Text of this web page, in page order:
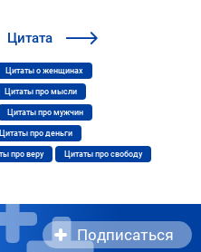
Цитата
Цитаты о женщинах
Цитаты про мысли
Цитаты про мужчин
Цитаты про деньги
про веру Цитаты про свободу
Подписаться